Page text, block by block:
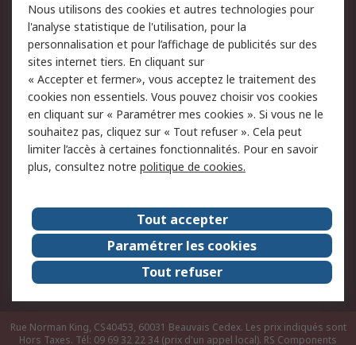
du site
Politique de protection
des données - Mise à
jour
Sécurité des E-mails
Conditions générales
de vente
Politique anti-
corruption
Campagnes marketing
A propos de RS
A propos de RS France
Evénements
Le groupe RS Group Plc
Presse
RS dans le monde
Démarche RSE
Nous rejoindre
RS Particuliers
Rue Norman King, CS40453, 60031 Beauvais Cedex. Les prix indiqués sont
Hors Taxes. Tél: 09 69 32 22 34 (prix d'un appel local). RS Components
Nous utilisons des cookies et autres technologies pour
l'analyse statistique de l'utilisation, pour la
personnalisation et pour l’affichage de publicités sur des
sites internet tiers. En cliquant sur
« Accepter et fermer», vous acceptez le traitement des
cookies non essentiels. Vous pouvez choisir vos cookies
en cliquant sur « Paramétrer mes cookies ». Si vous ne le
souhaitez pas, cliquez sur « Tout refuser ». Cela peut
limiter l’accès à certaines fonctionnalités. Pour en savoir
plus, consultez notre politique de cookies.
Tout accepter
Paramétrer les cookies
Tout refuser